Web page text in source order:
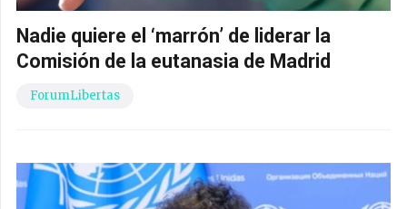
Nadie quiere el ‘marrón’ de liderar la
Comisión de la eutanasia de Madrid
ForumLibertas